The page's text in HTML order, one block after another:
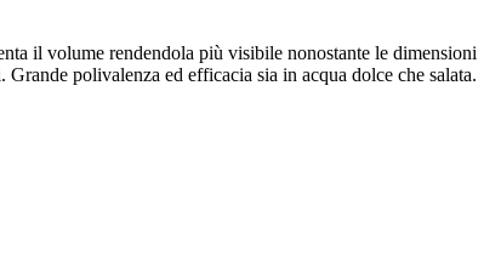
il volume rendendola più visibile nonostante le dimensioni
polivalenza ed efficacia sia in acqua dolce che salata.